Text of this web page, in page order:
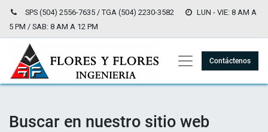
SPS (504) 2556-7635 / TGA (504) 2230-3582
LUN - VIE: 8 AM A
5 PM / SAB: 8 AM A 12 PM
Contáctenos
Buscar en nuestro sitio web